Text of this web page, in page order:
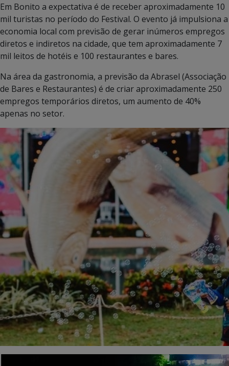
Em Bonito a expectativa é de receber aproximadamente 10
mil turistas no período do Festival. O evento já impulsiona a
economia local com previsão de gerar inúmeros empregos
diretos e indiretos na cidade, que tem aproximadamente 7
mil leitos de hotéis e 100 restaurantes e bares.
Na área da gastronomia, a previsão da Abrasel (Associação
de Bares e Restaurantes) é de criar aproximadamente 250
empregos temporários diretos, um aumento de 40%
apenas no setor.